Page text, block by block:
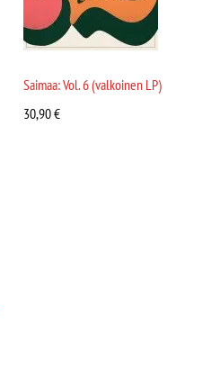
Saimaa: Vol. 6 (valkoinen LP)
30,90€